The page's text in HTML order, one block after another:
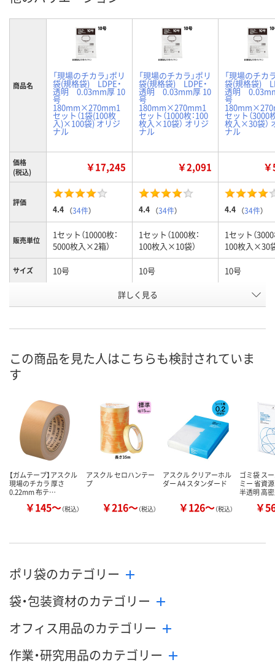
商品名
「現場のチカラ」ポリ
袋(規格袋) LDPE・
透明 0.03mm厚 10
号
180mm×270mm1
セット（1袋(100枚
入)×100袋) オリジ
ナル
「現場のチカラ」ポリ
袋(規格袋) LDPE・
透明 0.03mm厚 10
号
180mm×270mm1
セット（1000枚：100
枚入×10袋） オリジ
ナル
「現場のチカ
袋(規格袋)
透明
号
セット（3000
枚入×30袋）
ナル
価格
(税込)
￥17,245 ￥2,091
評価
4.4 （34件） 4.4 （34件） 4.4 （34件）
販売単位
1セット（10000枚：
5000枚入×2箱）
1セット（1000枚：
100枚入×10袋）
1セット（3000
100枚入×30
サイズ 10号 10号 10号
AR85839 AR85851
8月10日（月）
カゴへ カ
詳しく見る
この商品を見た人はこちらも検討されていま
す
【ガムテープ】アスクル
現場のチカラ 厚さ
0.22mm 布テ…
￥145～（税込）
アスクル セロハンテー
プ
￥216～（税込）
アスクル クリアーホル
ダー A4 スタンダード
￥126～（税込）
ゴミ袋 ス
ミー 省資
半透明 高
￥
ポリ袋のカテゴリー
袋・包装資材のカテゴリー
オフィス用品のカテゴリー
作業・研究用品のカテゴリー